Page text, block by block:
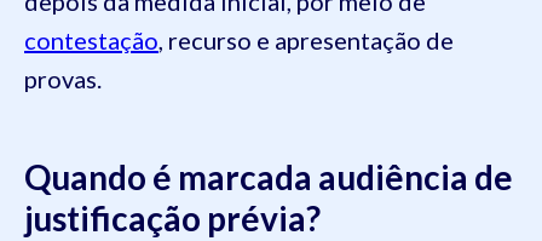
contestação, recurso e apresentação de
provas.
Quando é marcada audiência de
justificação prévia?